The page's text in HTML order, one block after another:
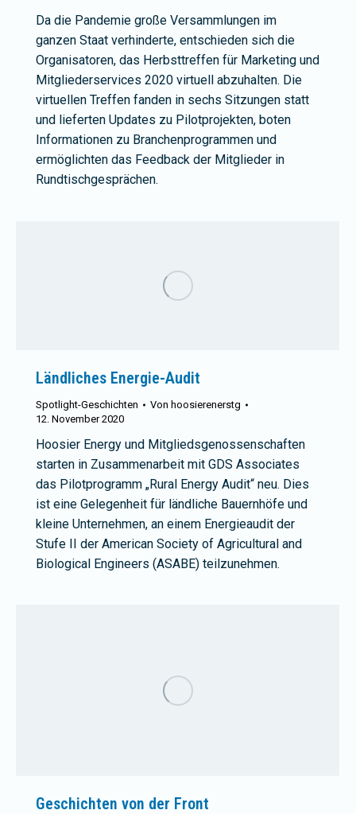
Da die Pandemie große Versammlungen im
ganzen Staat verhinderte, entschieden sich die
Organisatoren, das Herbsttreffen für Marketing und
Mitgliederservices 2020 virtuell abzuhalten. Die
virtuellen Treffen fanden in sechs Sitzungen statt
und lieferten Updates zu Pilotprojekten, boten
Informationen zu Branchenprogrammen und
ermöglichten das Feedback der Mitglieder in
Rundtischgesprächen.
Ländliches Energie-Audit
Spotlight-Geschichten Von hoosierenerstg
12. November 2020
Hoosier Energy und Mitgliedsgenossenschaften
starten in Zusammenarbeit mit GDS Associates
das Pilotprogramm „Rural Energy Audit“ neu. Dies
ist eine Gelegenheit für ländliche Bauernhöfe und
kleine Unternehmen, an einem Energieaudit der
Stufe II der American Society of Agricultural and
Biological Engineers (ASABE) teilzunehmen.
Geschichten von der Front